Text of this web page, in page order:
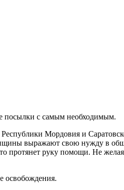
посылки с самым необходимым.
Мордовия и
выражают свою нужду в
протянет руку помощи. Не
освобождения.